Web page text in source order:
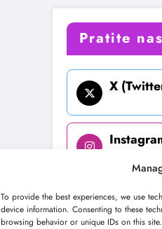
To provide the best experiences, we use
device information. Consenting to these
browsing behavior or unique IDs on this
Pratite nas
X
LinkedIn